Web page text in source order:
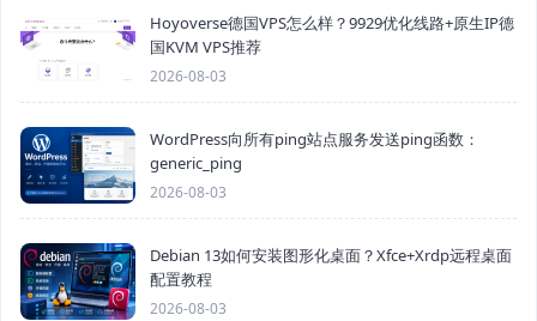
Hoyoverse德国VPS怎么样？9929优化线路+原生IP德
国KVM VPS推荐
2026-08-03
WordPress向所有ping站点服务发送ping函数：
generic_ping
2026-08-03
Debian 13如何安装图形化桌面？Xfce+Xrdp远程桌面
配置教程
2026-08-03